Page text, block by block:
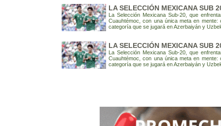
LA SELECCIÓN MEXICANA SUB
La Selección Mexicana Sub-20, que
Cuauhtémoc, con una única meta en
categoría que se jugará en Azerbaiyán y
LA SELECCIÓN MEXICANA SUB
La Selección Mexicana Sub-20, que
Cuauhtémoc, con una única meta en
categoría que se jugará en Azerbaiyán y